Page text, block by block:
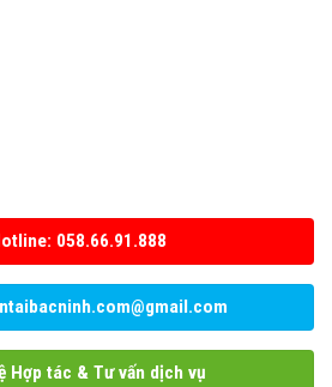
058.66.91.888
Hợp tác & Tư vấn dịch vụ